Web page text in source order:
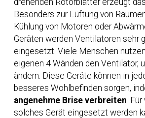
Besonders zur Lüftung von
Kühlung von Motoren oder
Geräten werden Ventilatoren sehr
eingesetzt. Viele Menschen
eigenen 4 Wänden den Ventilator,
ändern. Diese Geräte können in
besseres Wohlbefinden sorgen,
angenehme Brise verbreiten .
solches Gerät eingesetzt werden